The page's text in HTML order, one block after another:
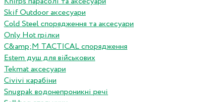
Skif Outdoor аксесуари
Cold Steel спорядження та аксесуари
Only Hot грілки
C&amp;M TACTICAL спорядження
Estem душ для військових
Tekmat аксесуари
Сivivi карабіни
Snugpak водонепроникні речі